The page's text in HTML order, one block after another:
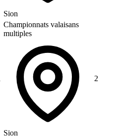
Sion
Championnats valaisans
multiples
Sion
2